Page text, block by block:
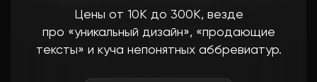
Цены от 10К до 300К, везде
про «уникальный дизайн», «продающие
тексты» и куча непонятных аббревиатур.